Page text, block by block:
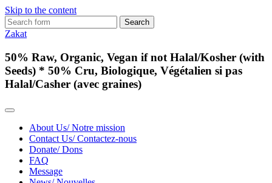
Skip to the content
Search
for:
Zakat
50% Raw, Organic, Vegan if not Halal/Kosher (with
Seeds) * 50% Cru, Biologique, Végétalien si pas
Halal/Casher (avec graines)
About Us/ Notre mission
Contact Us/ Contactez-nous
Donate/ Dons
FAQ
Message